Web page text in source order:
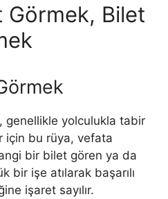
Görmek, Bilet
, genellikle yolculukla tabir
için bu rüya, vefata
bir bilet gören ya da
bir işe atılarak başarılı
işaret sayılır.